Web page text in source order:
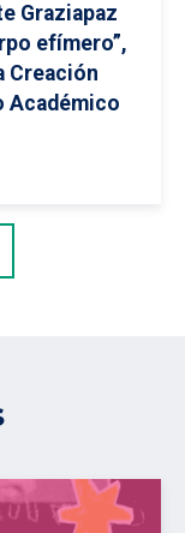
Graziapaz
efímero”,
Creación
Académico